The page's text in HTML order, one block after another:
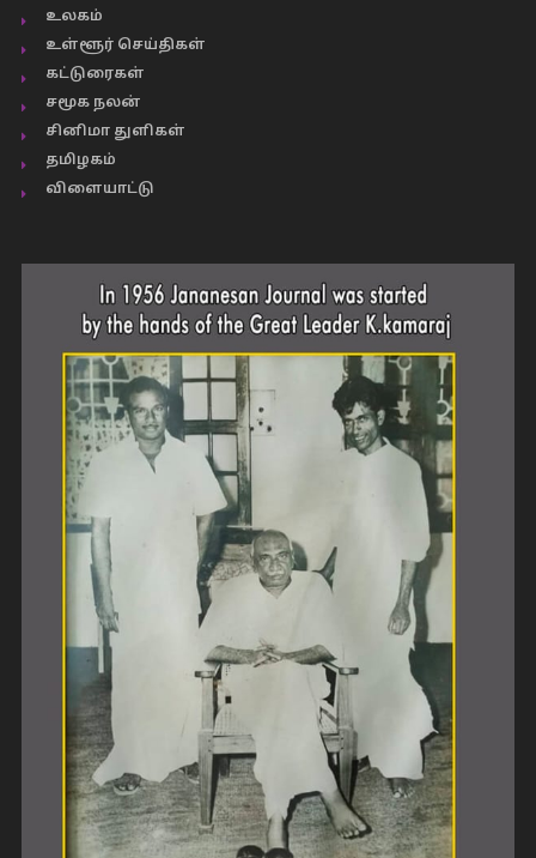
உலகம்
உள்ளூர் செய்திகள்
கட்டுரைகள்
சமூக நலன்
சினிமா துளிகள்
தமிழகம்
விளையாட்டு